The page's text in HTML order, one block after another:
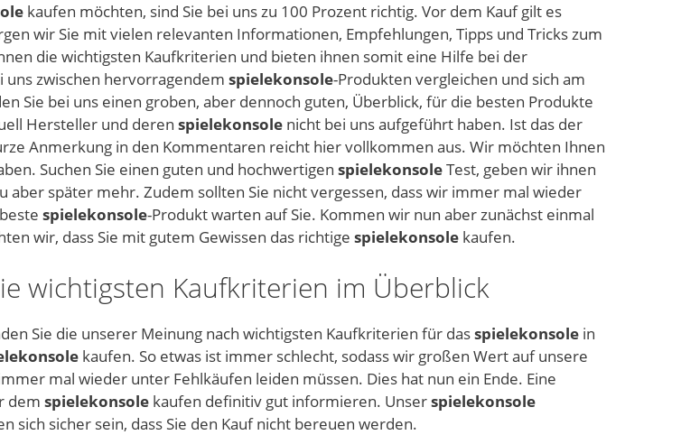
kaufen möchten, sind Sie bei uns zu 100 Prozent richtig. Vor dem Kauf gilt es
wir Sie mit vielen relevanten Informationen, Empfehlungen, Tipps und Tricks zum
die wichtigsten Kaufkriterien und bieten ihnen somit eine Hilfe bei der
uns zwischen hervorragendem spielekonsole-Produkten vergleichen und sich am
Sie bei uns einen groben, aber dennoch guten, Überblick, für die besten Produkte
Hersteller und deren spielekonsole nicht bei uns aufgeführt haben. Ist das der
Anmerkung in den Kommentaren reicht hier vollkommen aus. Wir möchten Ihnen
Suchen Sie einen guten und hochwertigen spielekonsoleTest, geben wir ihnen
später mehr. Zudem sollten Sie nicht vergessen, dass wir immer mal wieder
spielekonsole-Produkt warten auf Sie. Kommen wir nun aber zunächst einmal
wir, dass Sie mit gutem Gewissen das richtige spielekonsole kaufen.
wichtigsten Kaufkriterien im Überblick
Sie die unserer Meinung nach wichtigsten Kaufkriterien für dasspielekonsole in
kaufen. So etwas ist immer schlecht, sodass wir großen Wert auf unsere
mal wieder unter Fehlkäufen leiden müssen. Dies hat nun ein Ende. Eine
dem spielekonsole kaufen definitiv gut informieren. Unserspielekonsole
sicher sein, dass Sie den Kauf nicht bereuen werden.